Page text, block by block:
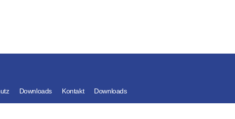
Downloads Kontakt Downloads